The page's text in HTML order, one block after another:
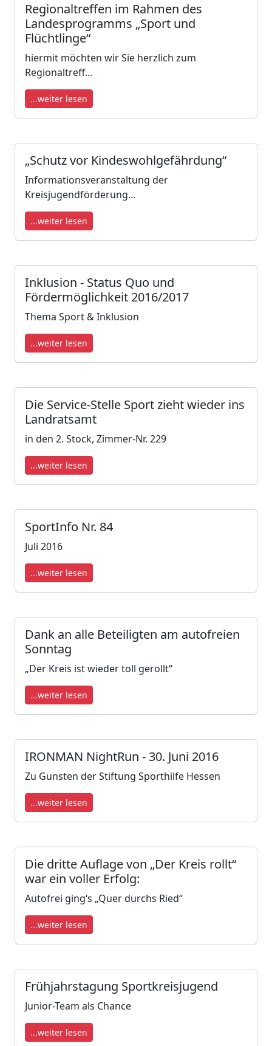
Regionaltreffen im Rahmen des
Landesprogramms „Sport und
Flüchtlinge“
hiermit möchten wir Sie herzlich zum
Regionaltreff...
...weiter lesen
„Schutz vor Kindeswohlgefährdung“
Informationsveranstaltung der
Kreisjugendförderung...
...weiter lesen
Inklusion - Status Quo und
Fördermöglichkeit 2016/2017
Thema Sport & Inklusion
...weiter lesen
Die Service-Stelle Sport zieht wieder ins
Landratsamt
in den 2. Stock, Zimmer-Nr. 229
...weiter lesen
SportInfo Nr. 84
Juli 2016
...weiter lesen
Dank an alle Beteiligten am autofreien
Sonntag
„Der Kreis ist wieder toll gerollt“
...weiter lesen
IRONMAN NightRun - 30. Juni 2016
Zu Gunsten der Stiftung Sporthilfe Hessen
...weiter lesen
Die dritte Auflage von „Der Kreis rollt“
war ein voller Erfolg:
Autofrei ging‘s „Quer durchs Ried“
...weiter lesen
Frühjahrstagung Sportkreisjugend
Junior-Team als Chance
...weiter lesen